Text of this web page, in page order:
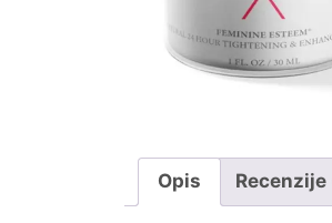
Opis Recenzije